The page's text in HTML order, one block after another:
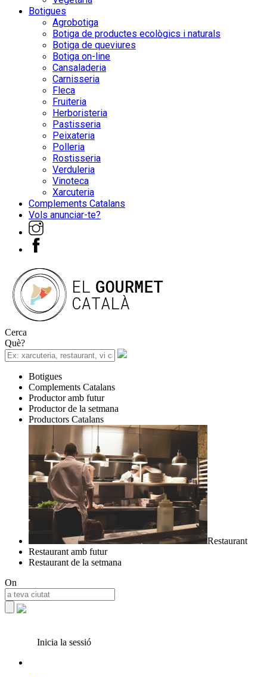
Botigues
Agrobotiga
Botiga de productes ecològics i naturals
Botiga de queviures
Botiga on-line
Cansaladeria
Carnisseria
Fleca
Fruiteria
Herboristeria
Pastisseria
Peixateria
Polleria
Rostisseria
Verduleria
Vinoteca
Xarcuteria
Complements Catalans
Vols anunciar-te?
Cerca
Què?
Botigues
Complements Catalans
Productor amb futur
Productor de la setmana
Productors Catalans
Restaurant
Restaurant amb futur
Restaurant de la setmana
On
Inicia la sessió